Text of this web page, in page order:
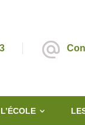
L’ÉCOLE